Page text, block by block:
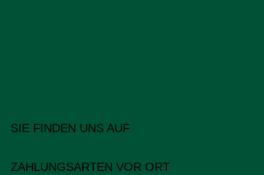
SIE FINDEN UNS AUF
ZAHLUNGSARTEN VOR ORT